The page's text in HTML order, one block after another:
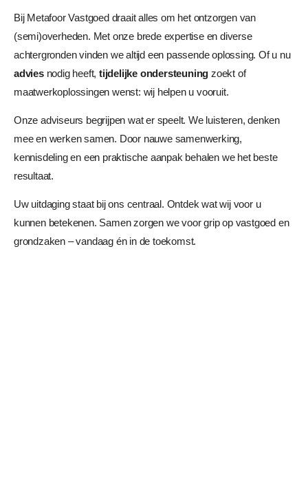
Bij Metafoor Vastgoed draait alles om het ontzorgen van
(semi)overheden. Met onze brede expertise en diverse
achtergronden vinden we altijd een passende oplossing. Of u nu
adviesnodig heeft,tijdelijke ondersteuning zoekt of
maatwerkoplossingen wenst: wij helpen u vooruit.
Onze adviseurs begrijpen wat er speelt. We luisteren, denken
mee en werken samen. Door nauwe samenwerking,
kennisdeling en een praktische aanpak behalen we het beste
resultaat.
Uw uitdaging staat bij ons centraal. Ontdek wat wij voor u
kunnen betekenen. Samen zorgen we voor grip op vastgoed en
grondzaken – vandaag én in de toekomst.